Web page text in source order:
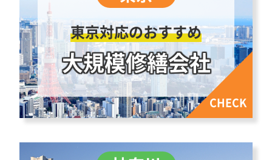
東京対応のおすすめ
大規模修繕会社